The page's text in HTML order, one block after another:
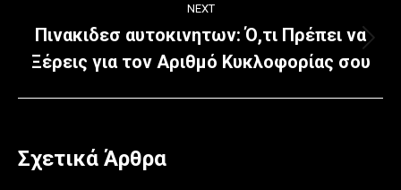
NEXT
Next
post:
Πινακιδεσ αυτοκινητων: Ό,τι Πρέπει να
Ξέρεις για τον Αριθμό Κυκλοφορίας σου
Σχετικά Άρθρα